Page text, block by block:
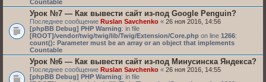
Countable
Урок №7 — Как вывести сайт из-под Google Penguin?
Последнее сообщение Ruslan Savchenko « 26 ноя 2016, 14:56
[phpBB Debug] PHP Warning: in file
[ROOT]/vendor/twig/twig/lib/Twig/Extension/Core.php on line 1266:
count(): Parameter must be an array or an object that implements
Countable
Урок №6 — Как вывести сайт из-под Минусинска Яндекса?
Последнее сообщение Ruslan Savchenko « 26 ноя 2016, 14:55
[phpBB Debug] PHP Warning: in file